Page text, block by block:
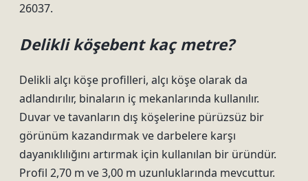
26037.
Delikli köşebent kaç metre?
Delikli alçı köşe profilleri, alçı köşe olarak da
adlandırılır, binaların iç mekanlarında kullanılır.
Duvar ve tavanların dış köşelerine pürüzsüz bir
görünüm kazandırmak ve darbelere karşı
dayanıklılığını artırmak için kullanılan bir üründür.
Profil 2,70 m ve 3,00 m uzunluklarında mevcuttur.